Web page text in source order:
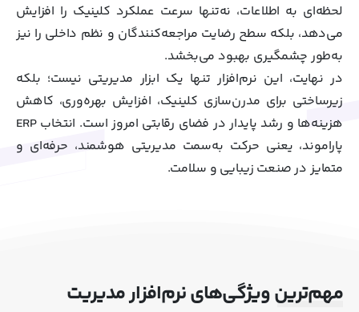
لحظه‌ای به اطلاعات، نه‌تنها سرعت عملکرد کلینیک را افزایش
می‌دهد، بلکه سطح رضایت مراجعه‌کنندگان و نظم داخلی را نیز
به‌طور چشمگیری بهبود می‌بخشد.
در نهایت، این نرم‌افزار تنها یک ابزار مدیریتی نیست؛ بلکه
زیرساختی برای مدرن‌سازی کلینیک، افزایش بهره‌وری، کاهش
هزینه‌ها و رشد پایدار در فضای رقابتی امروز است. انتخاب ERP
پاراموند، یعنی حرکت به‌سمت مدیریتی هوشمند، حرفه‌ای و
متمایز در صنعت زیبایی و سلامت.
مهم‌ترین ویژگی‌های نرم‌افزار مدیریت